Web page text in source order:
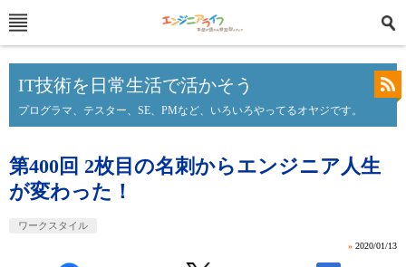
IT技術を日常生活で活かそう
プログラマ、テスター、SE、PMなど、いろいろやってるオヤジです。
第400回 2枚目の名刺からエンジニア人生
が変わった！
ワークスタイル
» 2020/01/13